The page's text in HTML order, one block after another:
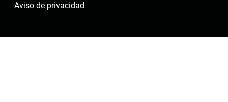
Aviso de privacidad